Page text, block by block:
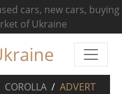
cars, new cars, buying
of Ukraine
COROLLA ADVERT